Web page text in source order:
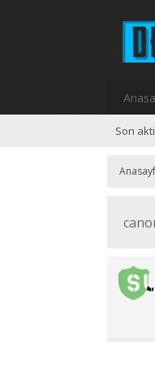
Son